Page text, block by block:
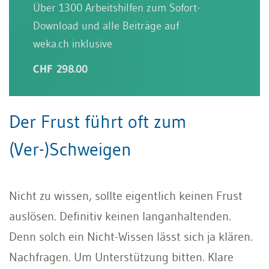
Über 1300 Arbeitshilfen zum Sofort-
Download und alle Beiträge auf
weka.ch inklusive
CHF 298.00
Der Frust führt oft zum
(Ver-)Schweigen
Nicht zu wissen, sollte eigentlich keinen Frust
auslösen. Definitiv keinen langanhaltenden.
Denn solch ein Nicht-Wissen lässt sich ja klären.
Nachfragen. Um Unterstützung bitten. Klare